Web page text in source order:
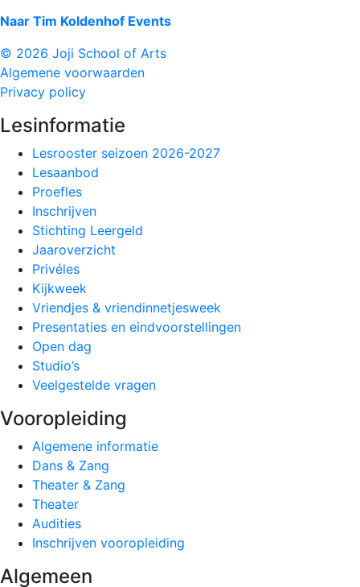
Naar Tim Koldenhof Events
© 2026 Joji School of Arts
Algemene voorwaarden
Privacy policy
Lesinformatie
Lesrooster seizoen 2026-2027
Lesaanbod
Proefles
Inschrijven
Stichting Leergeld
Jaaroverzicht
Privéles
Kijkweek
Vriendjes & vriendinnetjesweek
Presentaties en eindvoorstellingen
Open dag
Studio’s
Veelgestelde vragen
Vooropleiding
Algemene informatie
Dans & Zang
Theater & Zang
Theater
Audities
Inschrijven vooropleiding
Algemeen